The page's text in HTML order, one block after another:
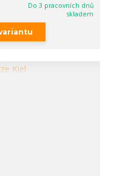
Do 3 pracovních dnů
skladem